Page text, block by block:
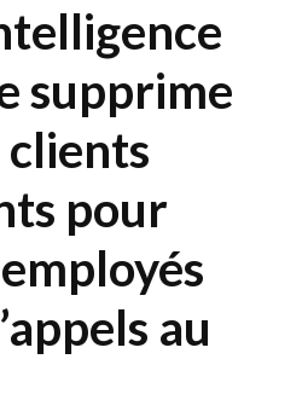
supprime
pour
au